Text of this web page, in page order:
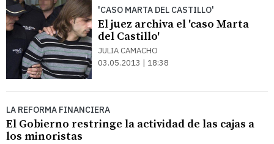
'CASO MARTA DEL CASTILLO'
El juez archiva el 'caso Marta
del Castillo'
JULIA CAMACHO
03.05.2013 | 18:38
LA REFORMA FINANCIERA
El Gobierno restringe la actividad de las cajas a
los minoristas